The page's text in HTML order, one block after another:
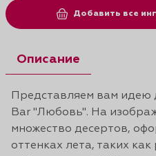
Добавить все
Описание
Представляем вам
Bar "Любовь". На
множество десертов,
оттенках лета, таких